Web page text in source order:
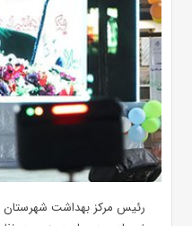
رئیس مرکز بهداشت شهرستان